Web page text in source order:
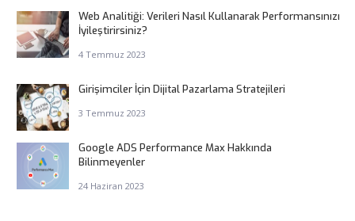
Web Analitiği: Verileri Nasıl Kullanarak Performansınızı
İyileştirirsiniz?
4 Temmuz 2023
Girişimciler İçin Dijital Pazarlama Stratejileri
3 Temmuz 2023
Google ADS Performance Max Hakkında
Bilinmeyenler
24 Haziran 2023